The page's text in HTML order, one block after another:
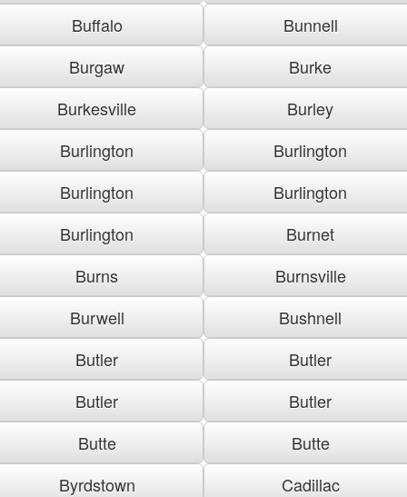
Buffalo
Bunnell
Burgaw
Burke
Burkesville
Burley
Burlington
Burlington
Burlington
Burlington
Burlington
Burnet
Burns
Burnsville
Burwell
Bushnell
Butler
Butler
Butler
Butler
Butte
Butte
Byrdstown
Cadillac